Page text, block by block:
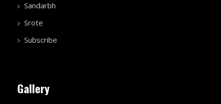
Sandarbh
Srote
Subscribe
Gallery